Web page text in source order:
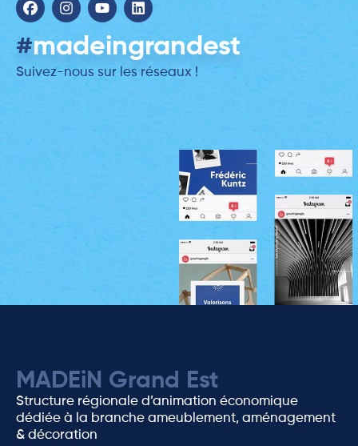
#madeingrandest
Suivez-nous sur les réseaux !
MADEiN Grand Est
Structure régionale d’animation économique
dédiée à la branche ameublement, aménagement
& décoration